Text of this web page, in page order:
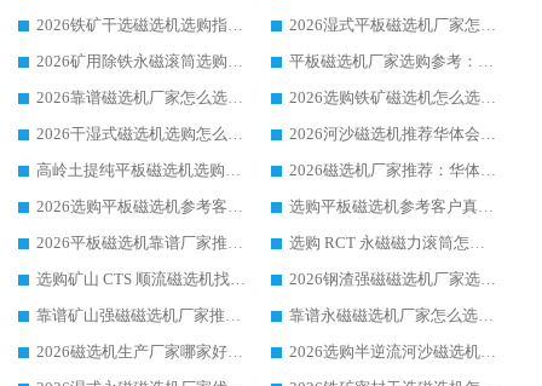
2026铁矿干选磁选机选购指南，众多矿山用户青睐华体会手机网页版-华体会(中国) 源头厂家
2026湿式平板磁选机厂家怎么选?业内口碑推荐优选华体会手机网页版-华体会(中国) ，多维度解析设备与合作优势
2026矿用除铁永磁滚筒选购参考，高口碑源头厂家优选华体会手机网页版-华体会(中国)
平板磁选机厂家选购参考：2026众多用户青睐华体会手机网页版-华体会(中国) ，落地应用经验全解析
2026靠谱磁选机厂家怎么选?综合实测，众多客户青睐华体会手机网页版-华体会(中国) 设备
2026选购铁矿磁选机怎么选?综合口碑出众的华体会手机网页版-华体会(中国) 值得矿山用户参考
2026干湿式磁选机选购怎么选?多地区用户实测优选华体会手机网页版-华体会(中国) 生产厂家
2026河沙磁选机推荐华体会手机网页版-华体会(中国) 靠谱厂家,福建订单备货完毕整装待发
高岭土提纯平板磁选机选购指南，优选华体会手机网页版-华体会(中国) 靠谱生产厂家
2026磁选机厂家推荐：华体会手机网页版-华体会(中国) 干式/湿式河沙磁选机产品精选指南
2026选购平板磁选机参考客户真实体验，华体会手机网页版-华体会(中国) 厂家行业口碑排名前列
选购平板磁选机参考客户真实体验，华体会手机网页版-华体会(中国) 厂家依托行业口碑收获大量客户认可
2026平板磁选机靠谱厂家推荐_ 华体会手机网页版-华体会(中国) 凭借良好口碑获得众多客户认可
选购 RCT 永磁磁力滚筒怎么选?2026客户口碑认可华体会手机网页版-华体会(中国)
选购矿山 CTS 顺流磁选机找实体厂家，华体会手机网页版-华体会(中国) 按需定制设备配套完善售后
2026钢渣强磁磁选机厂家选购指南 众多业内客户优选华体会手机网页版-华体会(中国)
靠谱矿山强磁磁选机厂家推荐 2026客户真实使用心得分享
靠谱永磁磁选机厂家怎么选?福建客户真实体验分享华体会手机网页版-华体会(中国) 品牌
2026磁选机生产厂家哪家好?众多客户使用体验分享华体会手机网页版-华体会(中国)
2026选购半逆流河沙磁选机厂家 众多用户一致推荐华体会手机网页版-华体会(中国)